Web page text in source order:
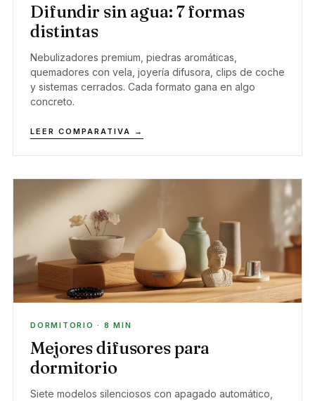
Difundir sin agua: 7 formas
distintas
Nebulizadores premium, piedras aromáticas,
quemadores con vela, joyería difusora, clips de coche
y sistemas cerrados. Cada formato gana en algo
concreto.
LEER COMPARATIVA →
DORMITORIO · 8 MIN
Mejores difusores para
dormitorio
Siete modelos silenciosos con apagado automático,